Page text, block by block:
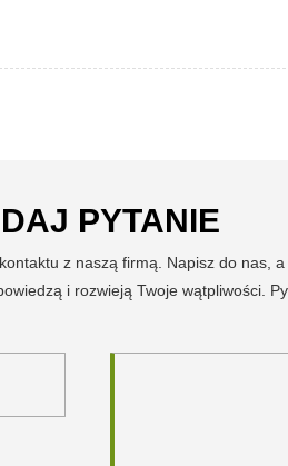
PYTANIE
z naszą firmą. Napisz do nas,
i rozwieją Twoje wątpliwości.